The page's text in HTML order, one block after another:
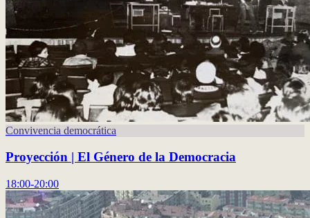
Convivencia democrática
Proyección | El Género de la Democracia
18:00-20:00